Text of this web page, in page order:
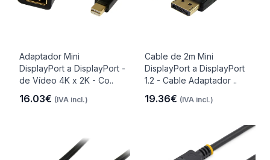
Adaptador Mini
DisplayPort a DisplayPort -
de Vídeo 4K x 2K - Co..
16.03€ (IVA incl.)
Cable de 2m Mini
DisplayPort a DisplayPort
1.2 - Cable Adaptador ..
19.36€ (IVA incl.)